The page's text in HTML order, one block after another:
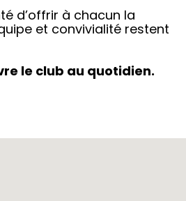
d’offrir à chacun la
et convivialité restent
le club au quotidien.